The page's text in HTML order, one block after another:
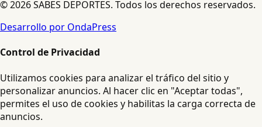
© 2026 SABES DEPORTES. Todos los derechos reservados.
Desarrollo por OndaPress
Control de Privacidad
Utilizamos cookies para analizar el tráfico del sitio y
personalizar anuncios. Al hacer clic en "Aceptar todas",
permites el uso de cookies y habilitas la carga correcta de
anuncios.